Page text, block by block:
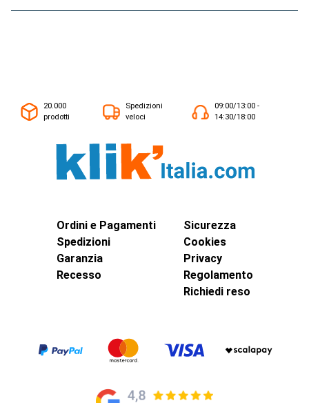
20.000
prodotti
Spedizioni
veloci
09:00/13:00 -
14:30/18:00
Ordini e Pagamenti
Spedizioni
Garanzia
Recesso
Sicurezza
Cookies
Privacy
Regolamento
Richiedi reso